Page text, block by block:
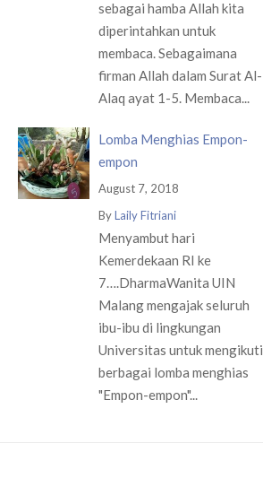
sebagai hamba Allah kita
diperintahkan untuk
membaca. Sebagaimana
firman Allah dalam Surat Al-
Alaq ayat 1-5. Membaca...
Lomba Menghias Empon-
empon
August 7, 2018
ByLaily Fitriani
Menyambut hari
Kemerdekaan RI ke
7….DharmaWanita UIN
Malang mengajak seluruh
ibu-ibu di lingkungan
Universitas untuk mengikuti
berbagai lomba menghias
"Empon-empon"...